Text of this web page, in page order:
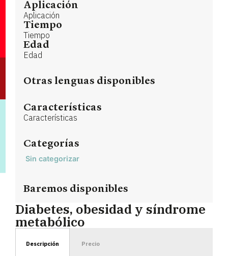
Aplicación
Aplicación
Tiempo
Tiempo
Edad
Edad
Otras lenguas disponibles
Características
Características
Categorías
Sin categorizar
Baremos disponibles
Diabetes, obesidad y síndrome
metabólico
Descripción Precio